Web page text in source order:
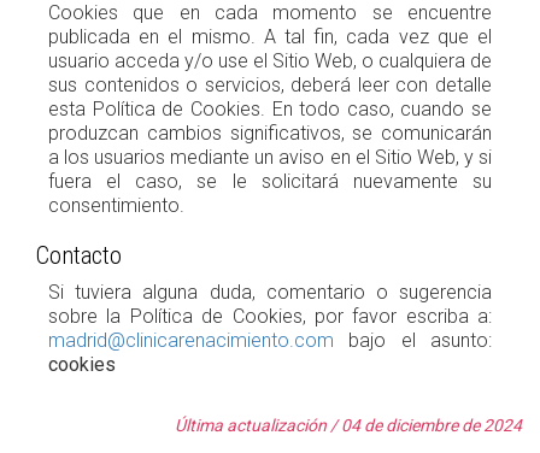
Cookies que en cada momento se encuentre
publicada en el mismo. A tal fin, cada vez que el
usuario acceda y/o use el Sitio Web, o cualquiera de
sus contenidos o servicios, deberá leer con detalle
esta Política de Cookies. En todo caso, cuando se
produzcan cambios significativos, se comunicarán
a los usuarios mediante un aviso en el Sitio Web, y si
fuera el caso, se le solicitará nuevamente su
consentimiento.
Contacto
Si tuviera alguna duda, comentario o sugerencia
sobre la Política de Cookies, por favor escriba a:
madrid@clinicarenacimiento.com bajo el asunto:
cookies
Última actualización / 04 de diciembre de 2024